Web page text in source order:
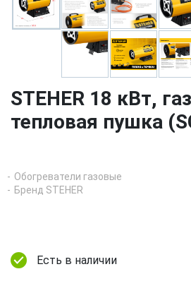
STEHER 18 кВт,
тепловая пушка
Обогреватели газовые
Бренд STEHER
Есть в наличии